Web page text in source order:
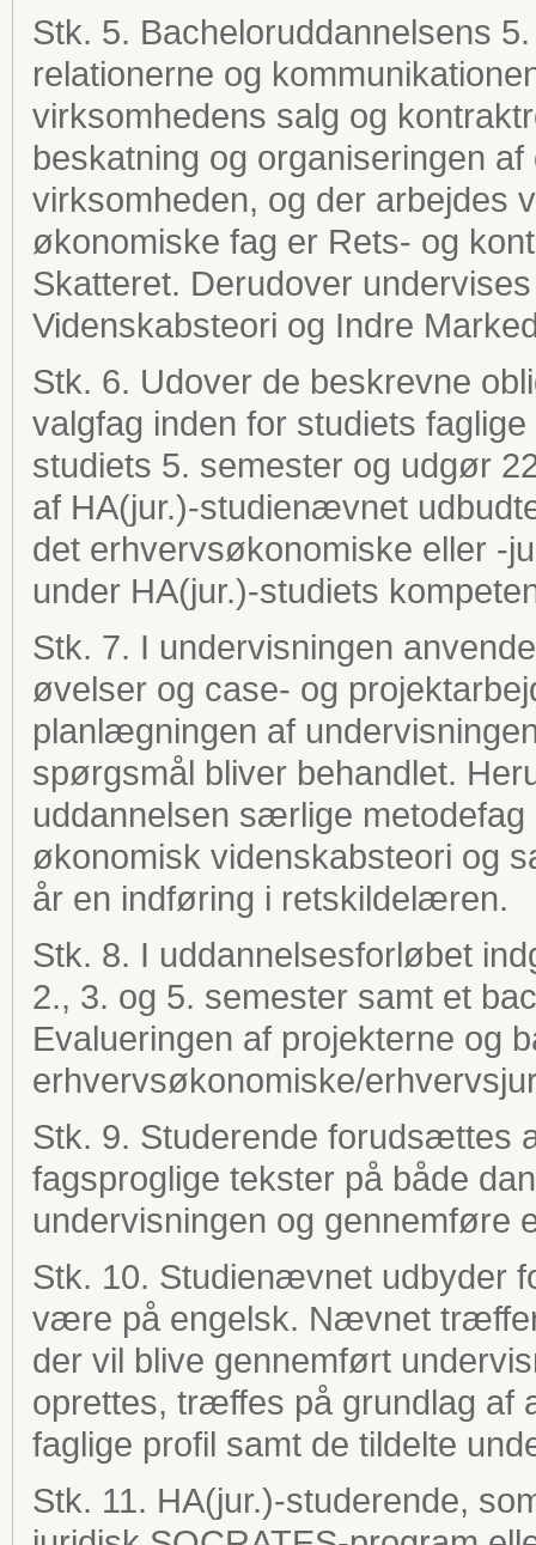
Stk. 5. Bacheloruddannelsens
relationerne og
virksomhedens salg og
beskatning og organiseringen
virksomheden, og der arbejdes
økonomiske fag er Rets- og
Skatteret. Derudover
Videnskabsteori og Indre
Stk. 6. Udover de beskrevne
valgfag inden for studiets
studiets 5. semester og udgør
af HA(jur.)-studienævnet
det erhvervsøkonomiske eller -
under HA(jur.)-studiets
Stk. 7. I undervisningen
øvelser og case- og
planlægningen af
spørgsmål bliver behandlet.
uddannelsen særlige
økonomisk videnskabsteori og
år en indføring i retskildelæren.
Stk. 8. I uddannelsesforløbet
2., 3. og 5. semester samt et
Evalueringen af projekterne og
erhvervsøkonomiske/
Stk. 9. Studerende forudsættes
fagsproglige tekster på både
undervisningen og gennemføre
Stk. 10. Studienævnet udbyder
være på engelsk. Nævnet
der vil blive gennemført
oprettes, træffes på grundlag af
faglige profil samt de tildelte
Stk. 11. HA(jur.)-studerende,